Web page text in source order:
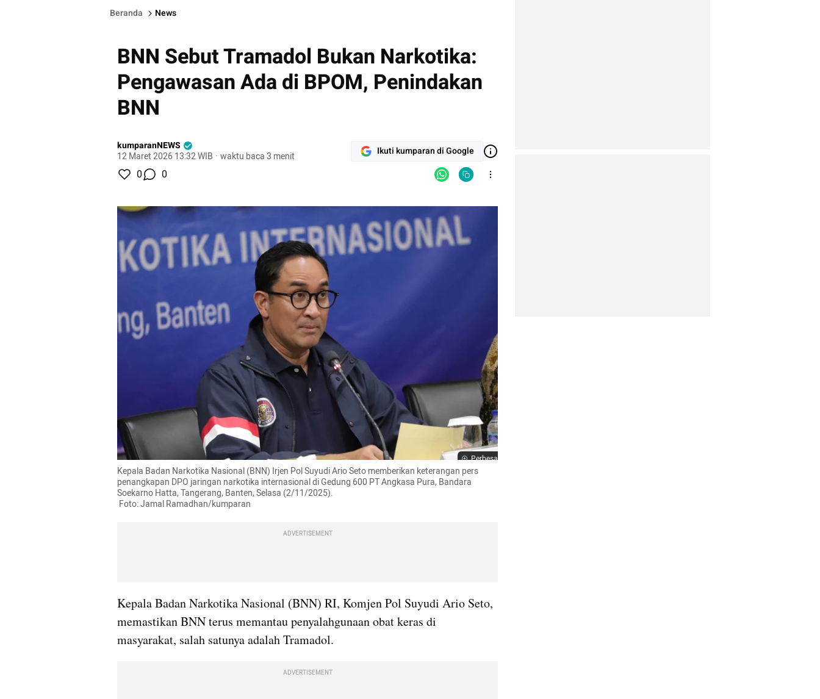
Beranda News
BNN Sebut Tramadol Bukan Narkotika:
Pengawasan Ada di BPOM, Penindakan
BNN
kumparanNEWS
12 Maret 2026 13:32 WIB · waktu baca 3 menit Ikuti kumparan di Google
0 0
Perbesar
Kepala Badan Narkotika Nasional (BNN) Irjen Pol Suyudi Ario Seto memberikan keterangan pers
penangkapan DPO jaringan narkotika internasional di Gedung 600 PT Angkasa Pura, Bandara
Soekarno Hatta, Tangerang, Banten, Selasa (2/11/2025).
Foto: Jamal Ramadhan/kumparan
ADVERTISEMENT
Kepala Badan Narkotika Nasional (BNN) RI, Komjen Pol Suyudi Ario Seto,
memastikan BNN terus memantau penyalahgunaan obat keras di
masyarakat, salah satunya adalah Tramadol.
ADVERTISEMENT